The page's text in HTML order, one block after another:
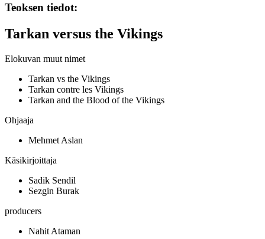
Teoksen tiedot:
Tarkan versus the Vikings
Elokuvan muut nimet
Tarkan vs the Vikings
Tarkan contre les Vikings
Tarkan and the Blood of the Vikings
Ohjaaja
Mehmet Aslan
Käsikirjoittaja
Sadik Sendil
Sezgin Burak
producers
Nahit Ataman